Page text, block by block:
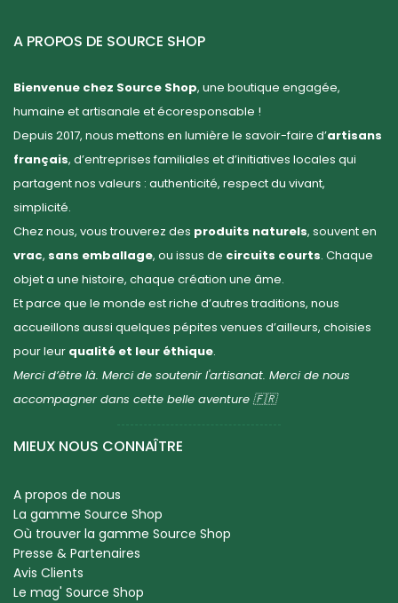
A PROPOS DE SOURCE SHOP
Bienvenue chez Source Shop, une boutique engagée,
humaine et artisanale et écoresponsable !
Depuis 2017, nous mettons en lumière le savoir-faire d’artisans
français, d’entreprises familiales et d’initiatives locales qui
partagent nos valeurs : authenticité, respect du vivant,
simplicité.
Chez nous, vous trouverez des produits naturels, souvent en
vrac, sans emballage, ou issus de circuits courts. Chaque
objet a une histoire, chaque création une âme.
Et parce que le monde est riche d’autres traditions, nous
accueillons aussi quelques pépites venues d’ailleurs, choisies
pour leur qualité et leur éthique.
Merci d’être là. Merci de soutenir l'artisanat. Merci de nous
accompagner dans cette belle aventure 🇫🇷
MIEUX NOUS CONNAÎTRE
A propos de nous
La gamme Source Shop
Où trouver la gamme Source Shop
Presse & Partenaires
Avis Clients
Le mag' Source Shop